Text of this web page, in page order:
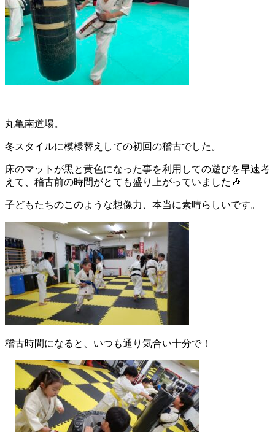
丸亀南道場。
冬スタイルに模様替えしての初回の稽古でした。
床のマットが黒と黄色になった事を利用しての遊びを早速考
えて、稽古前の時間がとても盛り上がっていました🎶
子どもたちのこのような想像力、本当に素晴らしいです。
稽古時間になると、いつも通り気合い十分で！